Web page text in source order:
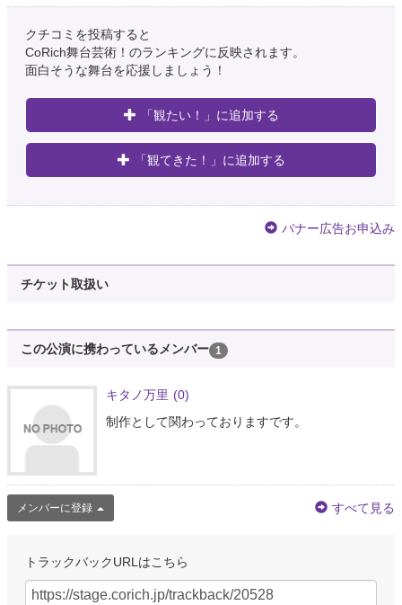
クチコミを投稿すると
CoRich舞台芸術！のランキングに反映されます。
面白そうな舞台を応援しましょう！
「観たい！」に追加する
「観てきた！」に追加する
バナー広告お申込み
チケット取扱い
この公演に携わっているメンバー 1
キタノ万里 (0)
制作として関わっておりますです。
メンバーに登録 すべて見る
トラックバックURLはこちら